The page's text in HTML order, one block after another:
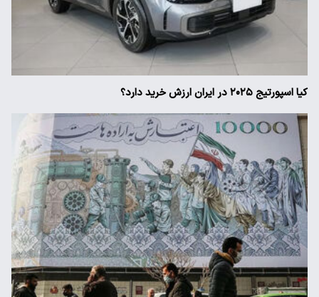
کیا اسپورتیج ۲۰۲۵ در ایران ارزش خرید دارد؟